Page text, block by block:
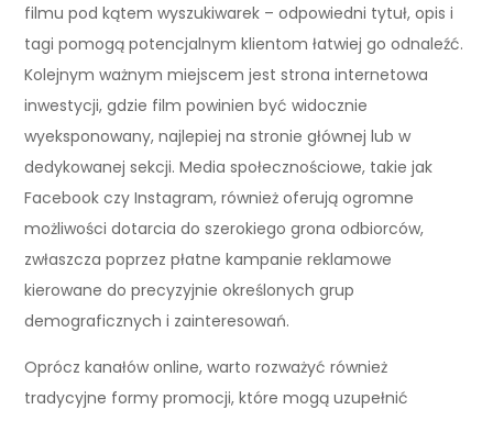
filmu pod kątem wyszukiwarek – odpowiedni tytuł, opis i
tagi pomogą potencjalnym klientom łatwiej go odnaleźć.
Kolejnym ważnym miejscem jest strona internetowa
inwestycji, gdzie film powinien być widocznie
wyeksponowany, najlepiej na stronie głównej lub w
dedykowanej sekcji. Media społecznościowe, takie jak
Facebook czy Instagram, również oferują ogromne
możliwości dotarcia do szerokiego grona odbiorców,
zwłaszcza poprzez płatne kampanie reklamowe
kierowane do precyzyjnie określonych grup
demograficznych i zainteresowań.
Oprócz kanałów online, warto rozważyć również
tradycyjne formy promocji, które mogą uzupełnić